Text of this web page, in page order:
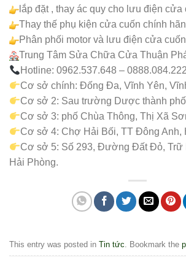
lắp đặt , thay ác quy cho lưu điện cửa
Thay thế phụ kiện cửa cuốn chính
Phân phối motor và lưu điện cửa
Trung Tâm Sửa Chữa Cửa Thuận
Hotline: 0962.537.648 – 0888.084.222
Cơ sở chính: Đống Đa, Vĩnh Yên,
Cơ sở 2: Sau trường Dược thành
Cơ sở 3: phố Chùa Thông, Thị Xã
Cơ sở 4: Chợ Hải Bối, TT Đông Anh,
Cơ sở 5: Số 293, Đường Đất Đỏ, Trữ
Hải Phòng.
This entry was posted in Tin tức . Bookmark the